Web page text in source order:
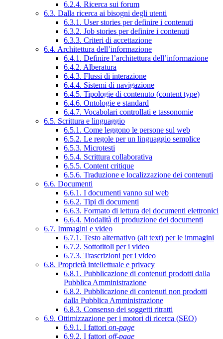
6.2.4. Ricerca sui forum
6.3. Dalla ricerca ai bisogni degli utenti
6.3.1. User stories per definire i contenuti
6.3.2. Job stories per definire i contenuti
6.3.3. Criteri di accettazione
6.4. Architettura dell’informazione
6.4.1. Definire l’architettura dell’informazione
6.4.2. Alberatura
6.4.3. Flussi di interazione
6.4.4. Sistemi di navigazione
6.4.5. Tipologie di contenuto (content type)
6.4.6. Ontologie e standard
6.4.7. Vocabolari controllati e tassonomie
6.5. Scrittura e linguaggio
6.5.1. Come leggono le persone sul web
6.5.2. Le regole per un linguaggio semplice
6.5.3. Microtesti
6.5.4. Scrittura collaborativa
6.5.5. Content critique
6.5.6. Traduzione e localizzazione dei contenuti
6.6. Documenti
6.6.1. I documenti vanno sul web
6.6.2. Tipi di documenti
6.6.3. Formato di lettura dei documenti elettronici
6.6.4. Modalità di produzione dei documenti
6.7. Immagini e video
6.7.1. Testo alternativo (alt text) per le immagini
6.7.2. Sottotitoli per i video
6.7.3. Trascrizioni per i video
6.8. Proprietà intellettuale e privacy
6.8.1. Pubblicazione di contenuti prodotti dalla
Pubblica Amministrazione
6.8.2. Pubblicazione di contenuti non prodotti
dalla Pubblica Amministrazione
6.8.3. Consenso dei soggetti ritratti
6.9. Ottimizzazione per i motori di ricerca (SEO)
6.9.1. I fattori on-page
6.9.2. I fattori off-page